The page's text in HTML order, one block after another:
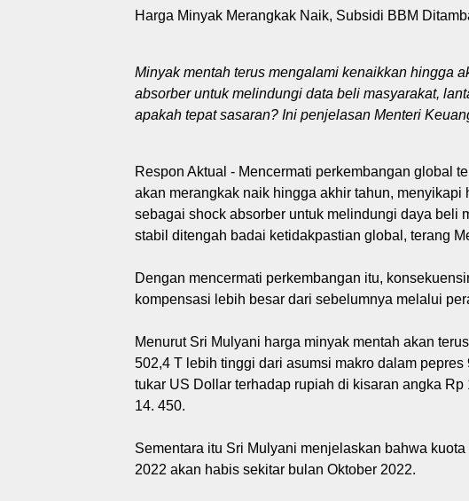
Harga Minyak Merangkak Naik, Subsidi BBM
Minyak mentah terus mengalami kenaikkan hingga
absorber untuk melindungi data beli masyarakat,
apakah tepat sasaran? Ini penjelasan Menteri
Respon Aktual - Mencermati perkembangan global
akan merangkak naik hingga akhir tahun,
sebagai shock absorber untuk melindungi daya beli
stabil ditengah badai ketidakpastian global, terang
Dengan mencermati perkembangan itu,
kompensasi lebih besar dari sebelumnya melalui
Menurut Sri Mulyani harga minyak mentah akan
502,4 T lebih tinggi dari asumsi makro dalam
tukar US Dollar terhadap rupiah di kisaran angka
14. 450.
Sementara itu Sri Mulyani menjelaskan bahwa
2022 akan habis sekitar bulan Oktober 2022.